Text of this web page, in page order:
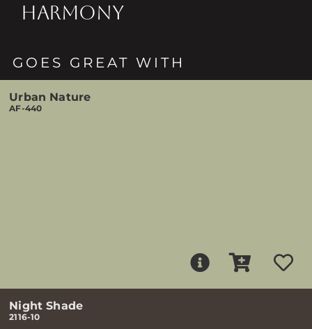
HARMONY
GOES GREAT WITH
Urban Nature
AF-440
Night Shade
2116-10